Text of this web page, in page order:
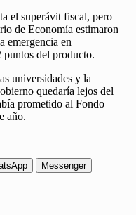
el superávit fiscal, pero
de Economía estimaron
emergencia en
puntos del producto.
universidades y la
quedaría lejos del
prometido al Fondo
año.
Messenger